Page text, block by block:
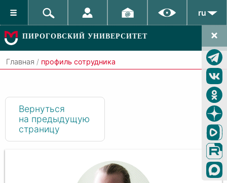
ru
ПИРОГОВСКИЙ УНИВЕРСИТЕТ
Главная / профиль сотрудника
Вернуться
на предыдущую
страницу